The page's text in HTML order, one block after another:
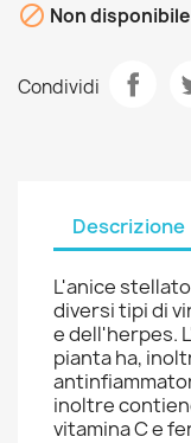
 Non disponibile
Condividi
Descrizione
L'anice
diversi tipi di
e dell'herpes.
pianta ha,
inoltre
vitamina C e